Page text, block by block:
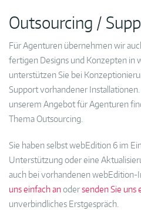
Outsourcing /
Für Agenturen übernehmen wir
fertigen Designs und Konzepten in
unterstützen Sie bei
Support vorhandener
unserem Angebot für Agenturen
Thema Outsourcing.
Sie haben selbst webEdition 6 im
Unterstützung oder eine
auch bei vorhandenen webEdition-
uns einfach anodersenden Sie uns
unverbindliches Erstgespräch.